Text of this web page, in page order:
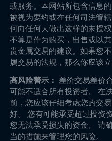
或服务。本网站所包含信息
被视为要约或在任何司法管
何向任何人做出这样的未授
不算是作为购买，出售或以
贵金属交易的建议。如果您
属交易的法规，那么你应该立
高风险警示：
差价交易差价
可能不适合所有投资者。 在
前，您应该仔细考虑您的交
好。 您有可能承受超过投资
您无法承受损失的资金。 请
当的措施来管理您的风险。